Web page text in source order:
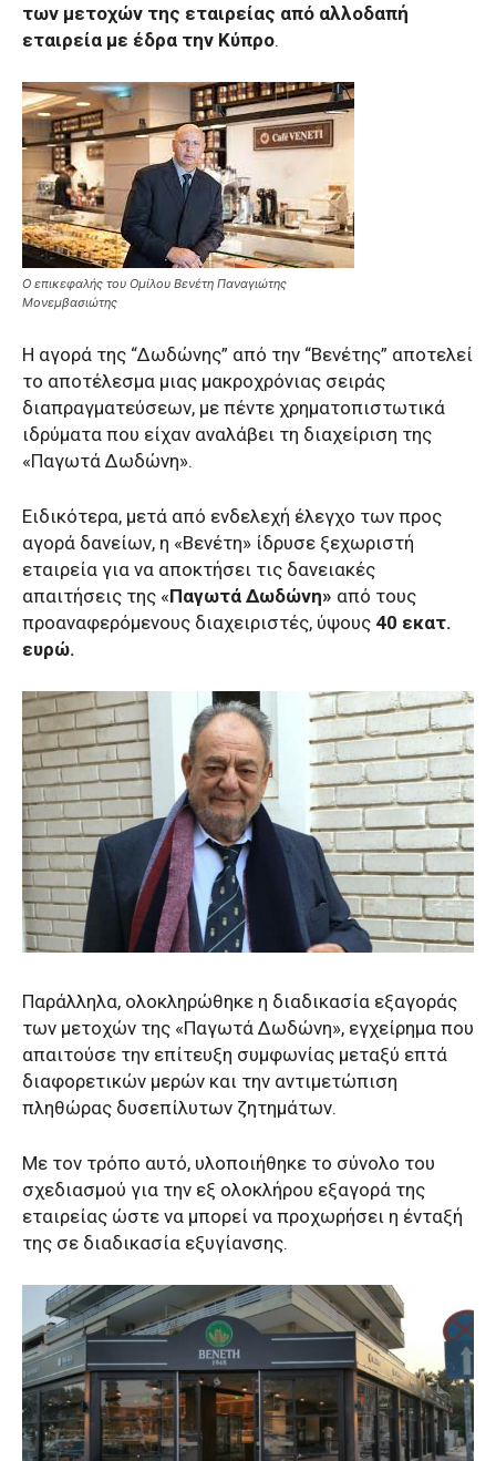
των μετοχών της εταιρείας από αλλοδαπή
εταιρεία με έδρα την Κύπρο.
O επικεφαλής του Ομίλου Βενέτη Παναγιώτης
Μονεμβασιώτης
Η αγορά της “Δωδώνης” από την “Βενέτης” αποτελεί
το αποτέλεσμα μιας μακροχρόνιας σειράς
διαπραγματεύσεων, με πέντε χρηματοπιστωτικά
ιδρύματα που είχαν αναλάβει τη διαχείριση της
«Παγωτά Δωδώνη».
Ειδικότερα, μετά από ενδελεχή έλεγχο των προς
αγορά δανείων, η «Βενέτη» ίδρυσε ξεχωριστή
εταιρεία για να αποκτήσει τις δανειακές
απαιτήσεις της «Παγωτά Δωδώνη» από τους
προαναφερόμενους διαχειριστές, ύψους 40 εκατ.
ευρώ.
Παράλληλα, ολοκληρώθηκε η διαδικασία εξαγοράς
των μετοχών της «Παγωτά Δωδώνη», εγχείρημα που
απαιτούσε την επίτευξη συμφωνίας μεταξύ επτά
διαφορετικών μερών και την αντιμετώπιση
πληθώρας δυσεπίλυτων ζητημάτων.
Με τον τρόπο αυτό, υλοποιήθηκε το σύνολο του
σχεδιασμού για την εξ ολοκλήρου εξαγορά της
εταιρείας ώστε να μπορεί να προχωρήσει η ένταξή
της σε διαδικασία εξυγίανσης.